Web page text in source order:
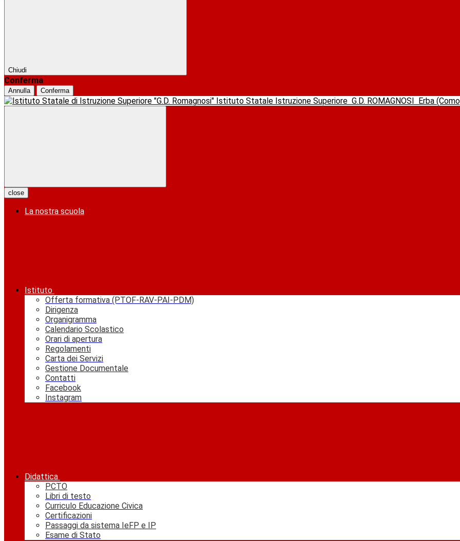
Chiudi
Conferma
Annulla Conferma
Istituto Statale Istruzione Superiore G.D. ROMAGNOSI Erba
close
La nostra scuola
Istituto
Offerta formativa (PTOF-RAV-PAI-PDM)
Dirigenza
Organigramma
Calendario Scolastico
Orari di apertura
Regolamenti
Carta dei Servizi
Gestione Documentale
Contatti
Facebook
Instagram
Didattica
PCTO
Libri di testo
Curriculo Educazione Civica
Certificazioni
Passaggi da sistema IeFP e IP
Esame di Stato